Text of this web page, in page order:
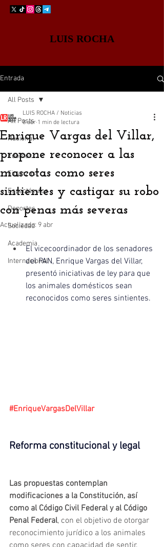
LUIS ROCHA
Entrada
All Posts
Nacional
Edomex
Finanzas
Espectáculos
Deportes
Sociedad
Academia
Internacional
All Posts
Enrique Vargas del Villar,
propone reconocer a las
mascotas como seres
sintientes y castigar su robo
con penas más severas
LUIS ROCHA / Noticias
8 abr 1 min de lectura
Actualizado: 9 abr
El vicecoordinador de los senadores
del PAN, Enrique Vargas del Villar,
presentó iniciativas de ley para que
los animales domésticos sean
reconocidos como seres sintientes.
#EnriqueVargasDelVillar
Reforma constitucional y legal
Las propuestas contemplan
modificaciones a la Constitución, así
como al Código Civil Federal y al Código
Penal Federal, con el objetivo de otorgar
reconocimiento jurídico a los animales